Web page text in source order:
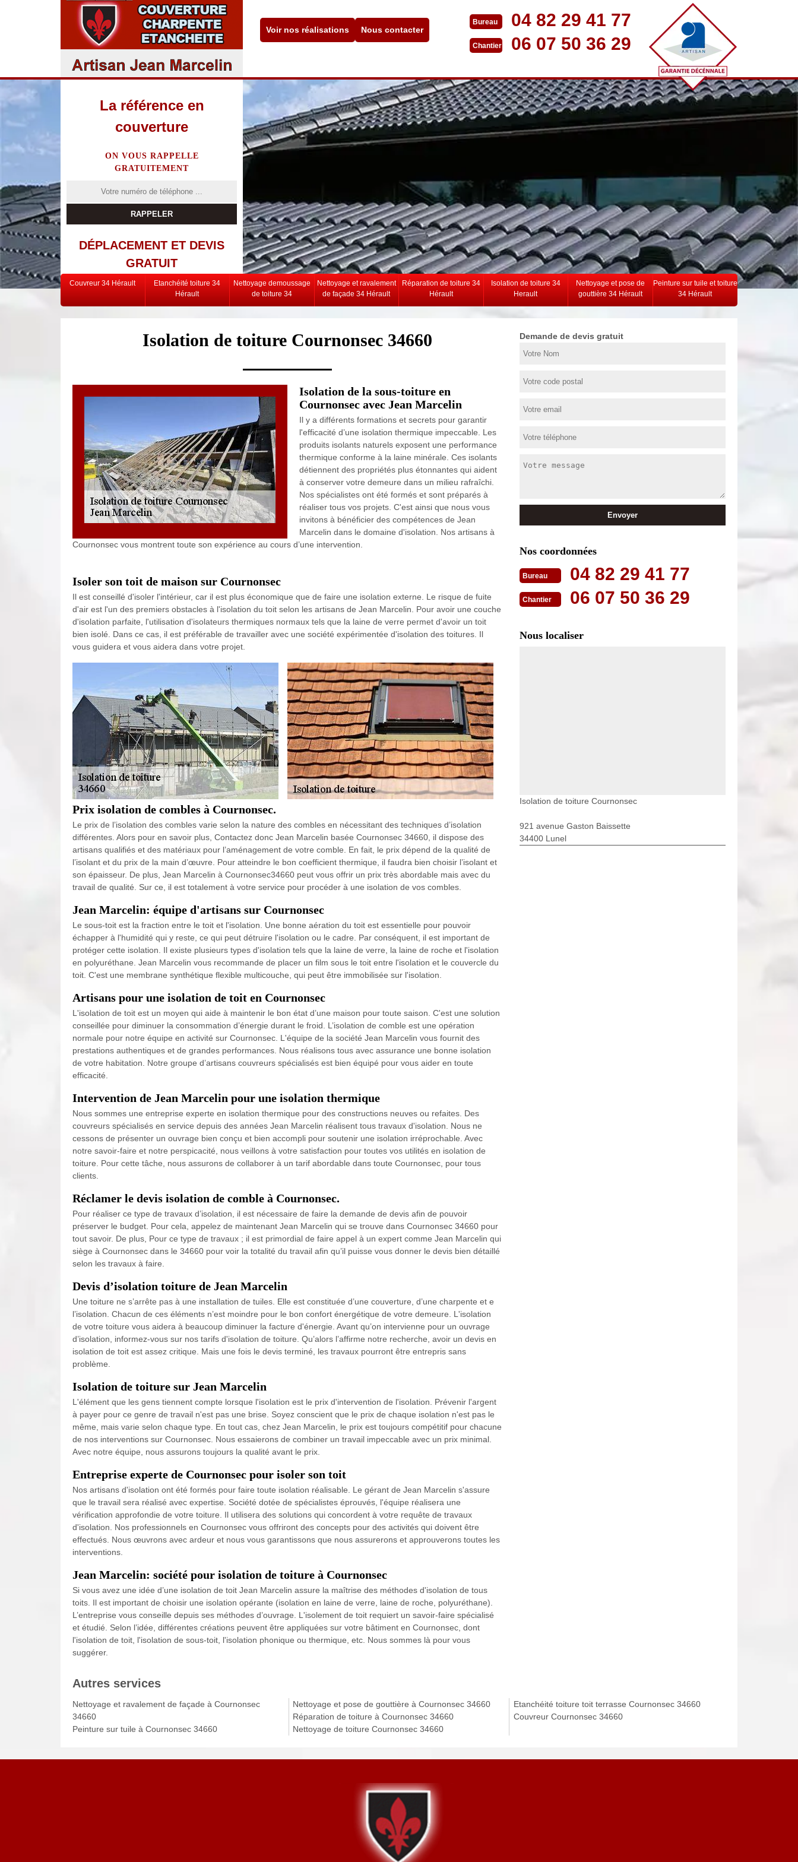
Voir nos réalisations Nous contacter
Bureau 04 82 29 41 77
Chantier 06 07 50 36 29
La référence en
couverture
ON VOUS RAPPELLE
GRATUITEMENT
DÉPLACEMENT ET DEVIS
GRATUIT
Couvreur 34 Hérault
Etanchéité toiture 34
Hérault
Nettoyage demoussage
de toiture 34
Nettoyage et ravalement
de façade 34 Hérault
Réparation de toiture 34
Hérault
Isolation de toiture 34
Herault
Nettoyage et pose de
gouttière 34 Hérault
Peinture sur tuile et toiture
34 Hérault
Isolation de toiture Cournonsec 34660
Isolation de la sous-toiture en
Cournonsec avec Jean Marcelin
Il y a différents formations et secrets pour garantir
l'efficacité d’une isolation thermique impeccable. Les
produits isolants naturels exposent une performance
thermique conforme à la laine minérale. Ces isolants
détiennent des propriétés plus étonnantes qui aident
à conserver votre demeure dans un milieu rafraîchi.
Nos spécialistes ont été formés et sont préparés à
réaliser tous vos projets. C'est ainsi que nous vous
invitons à bénéficier des compétences de Jean
Marcelin dans le domaine d'isolation. Nos artisans à
Cournonsec vous montrent toute son expérience au cours d’une intervention.
Isoler son toit de maison sur Cournonsec
Il est conseillé d'isoler l'intérieur, car il est plus économique que de faire une isolation externe. Le risque de fuite
d'air est l'un des premiers obstacles à l'isolation du toit selon les artisans de Jean Marcelin. Pour avoir une couche
d'isolation parfaite, l'utilisation d'isolateurs thermiques normaux tels que la laine de verre permet d'avoir un toit
bien isolé. Dans ce cas, il est préférable de travailler avec une société expérimentée d'isolation des toitures. Il
vous guidera et vous aidera dans votre projet.
Prix isolation de combles à Cournonsec.
Le prix de l’isolation des combles varie selon la nature des combles en nécessitant des techniques d’isolation
différentes. Alors pour en savoir plus, Contactez donc Jean Marcelin basée Cournonsec 34660, il dispose des
artisans qualifiés et des matériaux pour l’aménagement de votre comble. En fait, le prix dépend de la qualité de
l’isolant et du prix de la main d’œuvre. Pour atteindre le bon coefficient thermique, il faudra bien choisir l’isolant et
son épaisseur. De plus, Jean Marcelin à Cournonsec34660 peut vous offrir un prix très abordable mais avec du
travail de qualité. Sur ce, il est totalement à votre service pour procéder à une isolation de vos combles.
Jean Marcelin: équipe d'artisans sur Cournonsec
Le sous-toit est la fraction entre le toit et l'isolation. Une bonne aération du toit est essentielle pour pouvoir
échapper à l'humidité qui y reste, ce qui peut détruire l'isolation ou le cadre. Par conséquent, il est important de
protéger cette isolation. Il existe plusieurs types d'isolation tels que la laine de verre, la laine de roche et l'isolation
en polyuréthane. Jean Marcelin vous recommande de placer un film sous le toit entre l'isolation et le couvercle du
toit. C'est une membrane synthétique flexible multicouche, qui peut être immobilisée sur l'isolation.
Artisans pour une isolation de toit en Cournonsec
L'isolation de toit est un moyen qui aide à maintenir le bon état d’une maison pour toute saison. C'est une solution
conseillée pour diminuer la consommation d’énergie durant le froid. L’isolation de comble est une opération
normale pour notre équipe en activité sur Cournonsec. L'équipe de la société Jean Marcelin vous fournit des
prestations authentiques et de grandes performances. Nous réalisons tous avec assurance une bonne isolation
de votre habitation. Notre groupe d’artisans couvreurs spécialisés est bien équipé pour vous aider en toute
efficacité.
Intervention de Jean Marcelin pour une isolation thermique
Nous sommes une entreprise experte en isolation thermique pour des constructions neuves ou refaites. Des
couvreurs spécialisés en service depuis des années Jean Marcelin réalisent tous travaux d'isolation. Nous ne
cessons de présenter un ouvrage bien conçu et bien accompli pour soutenir une isolation irréprochable. Avec
notre savoir-faire et notre perspicacité, nous veillons à votre satisfaction pour toutes vos utilités en isolation de
toiture. Pour cette tâche, nous assurons de collaborer à un tarif abordable dans toute Cournonsec, pour tous
clients.
Réclamer le devis isolation de comble à Cournonsec.
Pour réaliser ce type de travaux d’isolation, il est nécessaire de faire la demande de devis afin de pouvoir
préserver le budget. Pour cela, appelez de maintenant Jean Marcelin qui se trouve dans Cournonsec 34660 pour
tout savoir. De plus, Pour ce type de travaux ; il est primordial de faire appel à un expert comme Jean Marcelin qui
siège à Cournonsec dans le 34660 pour voir la totalité du travail afin qu’il puisse vous donner le devis bien détaillé
selon les travaux à faire.
Devis d’isolation toiture de Jean Marcelin
Une toiture ne s’arrête pas à une installation de tuiles. Elle est constituée d’une couverture, d’une charpente et e
l’isolation. Chacun de ces éléments n’est moindre pour le bon confort énergétique de votre demeure. L'isolation
de votre toiture vous aidera à beaucoup diminuer la facture d'énergie. Avant qu’on intervienne pour un ouvrage
d’isolation, informez-vous sur nos tarifs d'isolation de toiture. Qu’alors l’affirme notre recherche, avoir un devis en
isolation de toit est assez critique. Mais une fois le devis terminé, les travaux pourront être entrepris sans
problème.
Isolation de toiture sur Jean Marcelin
L'élément que les gens tiennent compte lorsque l'isolation est le prix d'intervention de l'isolation. Prévenir l'argent
à payer pour ce genre de travail n'est pas une brise. Soyez conscient que le prix de chaque isolation n'est pas le
même, mais varie selon chaque type. En tout cas, chez Jean Marcelin, le prix est toujours compétitif pour chacune
de nos interventions sur Cournonsec. Nous essaierons de combiner un travail impeccable avec un prix minimal.
Avec notre équipe, nous assurons toujours la qualité avant le prix.
Entreprise experte de Cournonsec pour isoler son toit
Nos artisans d'isolation ont été formés pour faire toute isolation réalisable. Le gérant de Jean Marcelin s'assure
que le travail sera réalisé avec expertise. Société dotée de spécialistes éprouvés, l'équipe réalisera une
vérification approfondie de votre toiture. Il utilisera des solutions qui concordent à votre requête de travaux
d'isolation. Nos professionnels en Cournonsec vous offriront des concepts pour des activités qui doivent être
effectués. Nous œuvrons avec ardeur et nous vous garantissons que nous assurerons et approuverons toutes les
interventions.
Jean Marcelin: société pour isolation de toiture à Cournonsec
Si vous avez une idée d’une isolation de toit Jean Marcelin assure la maîtrise des méthodes d'isolation de tous
toits. Il est important de choisir une isolation opérante (isolation en laine de verre, laine de roche, polyuréthane).
L’entreprise vous conseille depuis ses méthodes d’ouvrage. L'isolement de toit requiert un savoir-faire spécialisé
et étudié. Selon l’idée, différentes créations peuvent être appliquées sur votre bâtiment en Cournonsec, dont
l'isolation de toit, l'isolation de sous-toit, l'isolation phonique ou thermique, etc. Nous sommes là pour vous
suggérer.
Demande de devis gratuit
Nos coordonnées
Bureau 04 82 29 41 77
Chantier 06 07 50 36 29
Nous localiser
Isolation de toiture Cournonsec
921 avenue Gaston Baissette
34400 Lunel
Autres services
Nettoyage et ravalement de façade à Cournonsec
34660
Peinture sur tuile à Cournonsec 34660
Nettoyage et pose de gouttière à Cournonsec 34660
Réparation de toiture à Cournonsec 34660
Nettoyage de toiture Cournonsec 34660
Etanchéité toiture toit terrasse Cournonsec 34660
Couvreur Cournonsec 34660